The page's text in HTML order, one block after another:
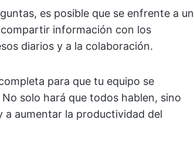
es posible que se enfrente a un
información con los
diarios y a la colaboración.
para que tu equipo se
solo hará que todos hablen, sino
a aumentar la productividad del